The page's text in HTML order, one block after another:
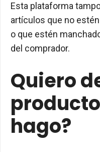
Esta plataforma
artículos que no
o que estén
del comprador.
Quiero
hago?